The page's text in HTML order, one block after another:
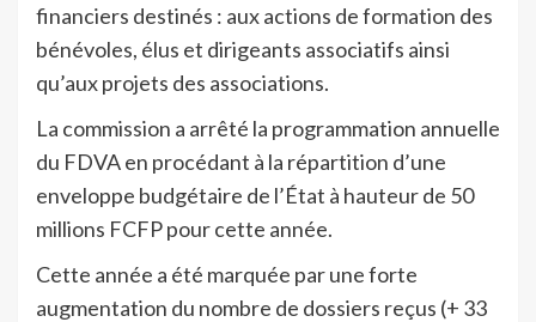
financiers destinés : aux actions de formation des
bénévoles, élus et dirigeants associatifs ainsi
qu’aux projets des associations.
La commission a arrêté la programmation annuelle
du FDVA en procédant à la répartition d’une
enveloppe budgétaire de l’État à hauteur de 50
millions FCFP pour cette année.
Cette année a été marquée par une forte
augmentation du nombre de dossiers reçus (+ 33